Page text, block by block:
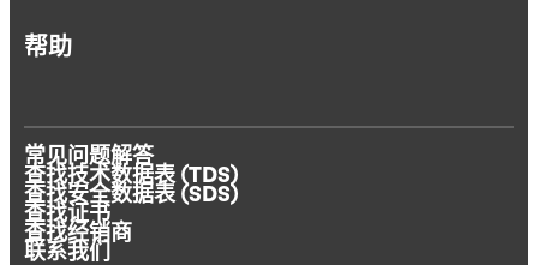
帮助
常见问题解答
查找技术数据表 (TDS)
查找安全数据表 (SDS)
查找证书
查找经销商
联系我们